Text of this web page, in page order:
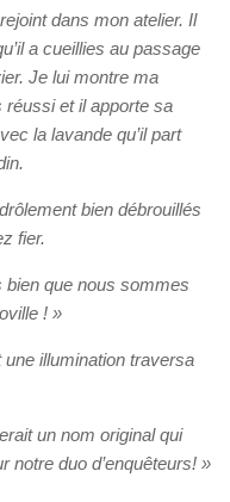
dans mon atelier. Il
a cueillies au passage
Je lui montre ma
réussi et il apporte sa
la lavande qu’il part
bien débrouillés
fier.
que nous sommes
! »
illumination traversa
un nom original qui
notre duo d’enquêteurs! »